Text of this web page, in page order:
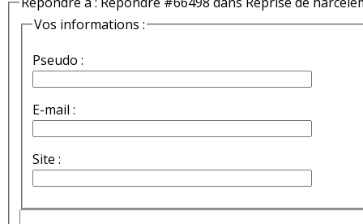
Vos informations :
Pseudo :
E-mail :
Site :